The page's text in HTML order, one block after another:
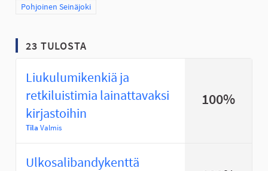
Scope
Pohjoinen Seinäjoki
23 TULOSTA
Liukulumikenkiä ja
retkiluistimia lainattavaksi
kirjastoihin
Tila Valmis
100%
Ulkosalibandykenttä